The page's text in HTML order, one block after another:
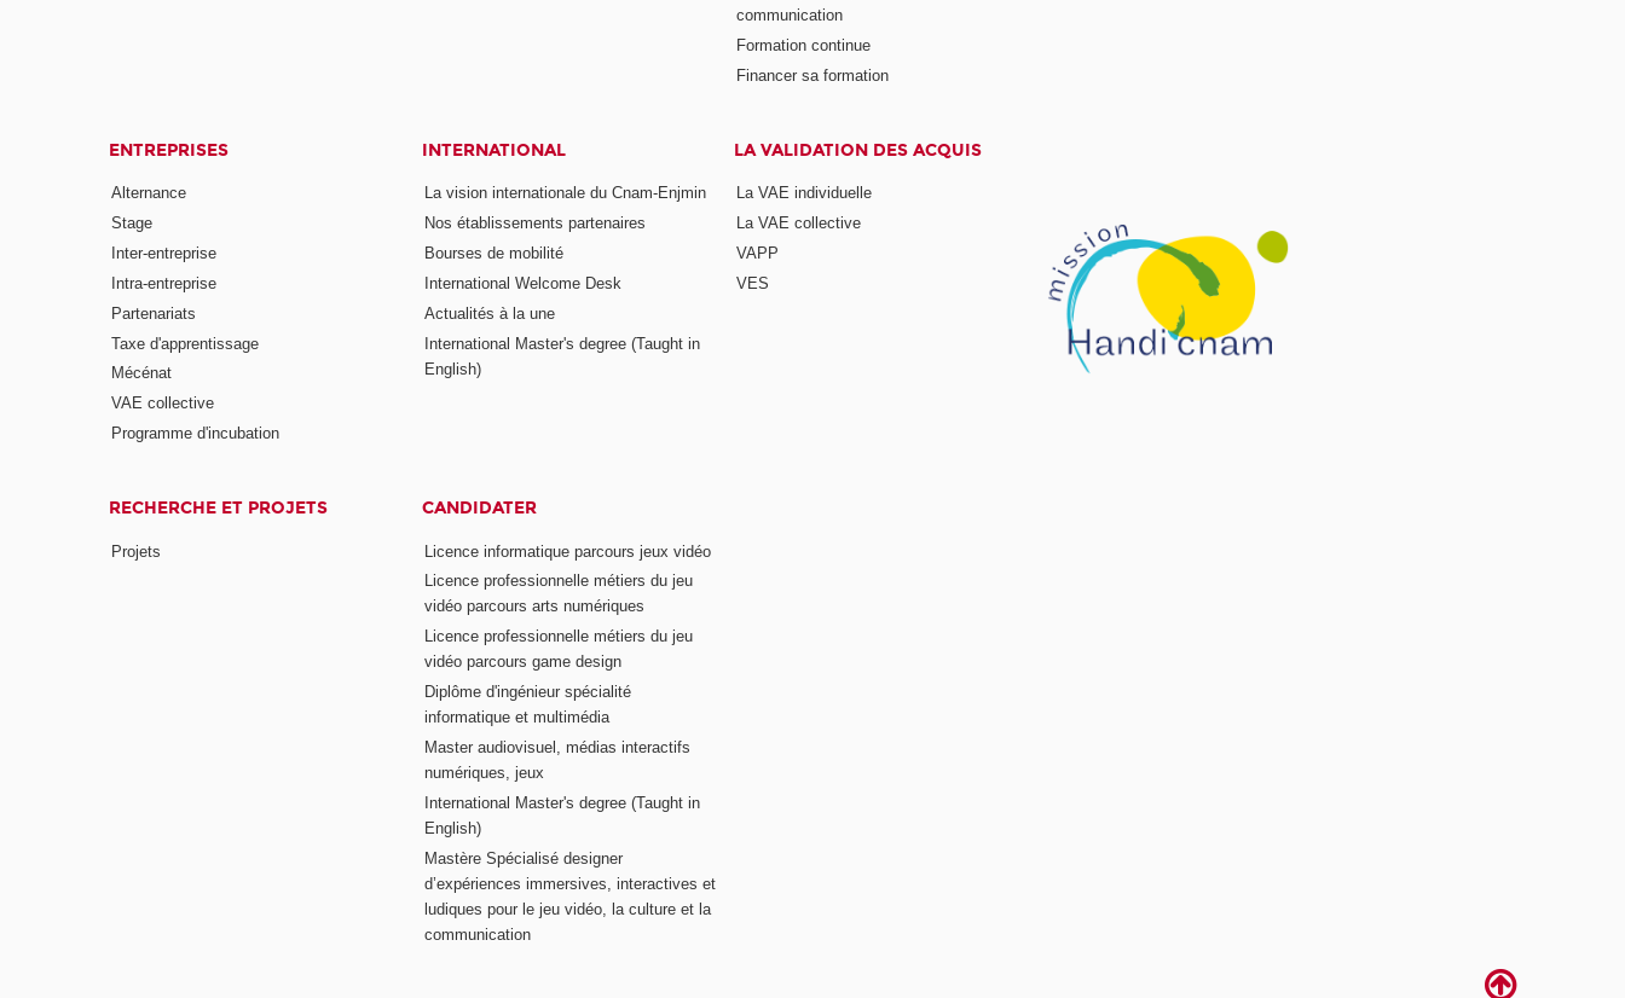
communication
Formation continue
Financer sa formation
ENTREPRISES
Alternance
Stage
Inter-entreprise
Intra-entreprise
Partenariats
Taxe d'apprentissage
Mécénat
VAE collective
Programme d'incubation
INTERNATIONAL
La vision internationale du Cnam-Enjmin
Nos établissements partenaires
Bourses de mobilité
International Welcome Desk
Actualités à la une
International Master's degree (Taught in
English)
LA VALIDATION DES ACQUIS
La VAE individuelle
La VAE collective
VAPP
VES
RECHERCHE ET PROJETS
Projets
CANDIDATER
Licence informatique parcours jeux vidéo
Licence professionnelle métiers du jeu
vidéo parcours arts numériques
Licence professionnelle métiers du jeu
vidéo parcours game design
Diplôme d'ingénieur spécialité
informatique et multimédia
Master audiovisuel, médias interactifs
numériques, jeux
International Master's degree (Taught in
English)
Mastère Spécialisé designer
d’expériences immersives, interactives et
ludiques pour le jeu vidéo, la culture et la
communication